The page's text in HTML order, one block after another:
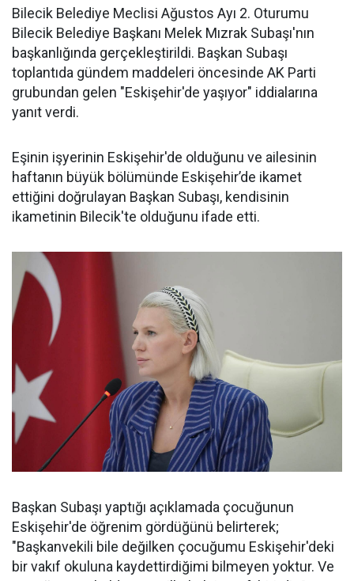
Bilecik Belediye Meclisi Ağustos Ayı 2. Oturumu
Bilecik Belediye Başkanı Melek Mızrak Subaşı'nın
başkanlığında gerçekleştirildi. Başkan Subaşı
toplantıda gündem maddeleri öncesinde AK Parti
grubundan gelen "Eskişehir'de yaşıyor" iddialarına
yanıt verdi.
Eşinin işyerinin Eskişehir'de olduğunu ve ailesinin
haftanın büyük bölümünde Eskişehir’de ikamet
ettiğini doğrulayan Başkan Subaşı, kendisinin
ikametinin Bilecik'te olduğunu ifade etti.
Başkan Subaşı yaptığı açıklamada çocuğunun
Eskişehir'de öğrenim gördüğünü belirterek;
"Başkanvekili bile değilken çocuğumu Eskişehir'deki
bir vakıf okuluna kaydettirdiğimi bilmeyen yoktur. Ve